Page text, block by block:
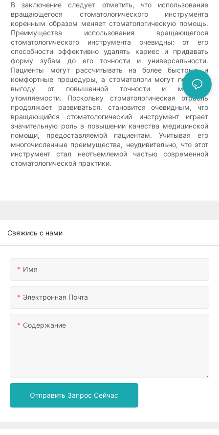
В заключение следует отметить, что использование
вращающегося стоматологического инструмента
коренным образом меняет стоматологическую помощь.
Преимущества использования вращающегося
стоматологического инструмента очевидны: от его
способности эффективно удалять кариес и придавать
форму зубам до его точности и универсальности.
Пациенты могут рассчитывать на более быстрые и
комфортные процедуры, а стоматологи могут получить
выгоду от повышенной точности и меньшей
утомляемости. Поскольку стоматологическая отрасль
продолжает развиваться, становится очевидным, что
вращающийся стоматологический инструмент играет
значительную роль в повышении качества медицинской
помощи, предоставляемой пациентам. Учитывая его
многочисленные преимущества, неудивительно, что этот
инструмент стал неотъемлемой частью современной
стоматологической практики.
Свяжись с нами
Имя
Электронная Почта
Содержание
Отправить Запрос Сейчас